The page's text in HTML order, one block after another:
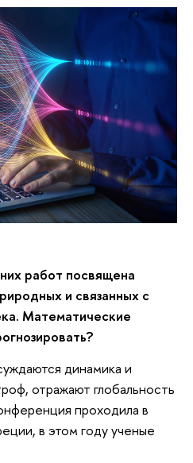
работ посвящена
и связанных с
Математические
динамика и
отражают глобальность
проходила в
в этом году ученые